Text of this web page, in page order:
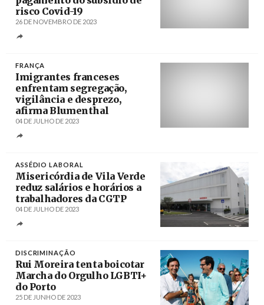
risco Covid-19
26 DE NOVEMBRO DE 2023
FRANÇA
Imigrantes franceses
enfrentam segregação,
vigilância e desprezo,
afirma Blumenthal
04 DE JULHO DE 2023
ASSÉDIO LABORAL
Misericórdia de Vila Verde
reduz salários e horários a
trabalhadores da CGTP
04 DE JULHO DE 2023
DISCRIMINAÇÃO
Rui Moreira tenta boicotar
Marcha do Orgulho LGBTI+
do Porto
25 DE JUNHO DE 2023